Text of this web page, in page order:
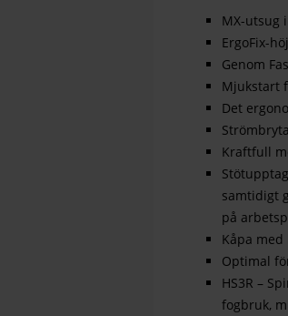
MX-utsug
ErgoFix-
Genom
Mjukstart
Det
Kraftfull
samtidigt
på
Kåpa
Optimal
HS3R –
fogbruk,